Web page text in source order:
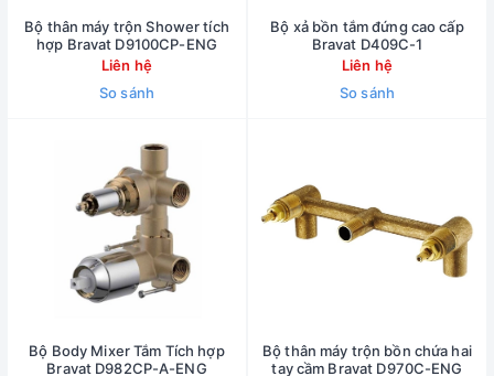
Bộ thân máy trộn Shower tích
hợp Bravat D9100CP-ENG
Liên hệ
So sánh
Bộ xả bồn tắm đứng cao cấp
Bravat D409C-1
Liên hệ
So sánh
Bộ Body Mixer Tắm Tích hợp
Bravat D982CP-A-ENG
Bộ thân máy trộn bồn chứa hai
tay cầm Bravat D970C-ENG